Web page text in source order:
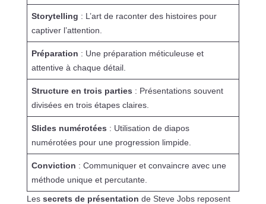
Storytelling : L’art de raconter des histoires pour
captiver l’attention.
Préparation : Une préparation méticuleuse et
attentive à chaque détail.
Structure en trois parties : Présentations souvent
divisées en trois étapes claires.
Slides numérotées : Utilisation de diapos
numérotées pour une progression limpide.
Conviction : Communiquer et convaincre avec une
méthode unique et percutante.
Les secrets de présentation de Steve Jobs reposent